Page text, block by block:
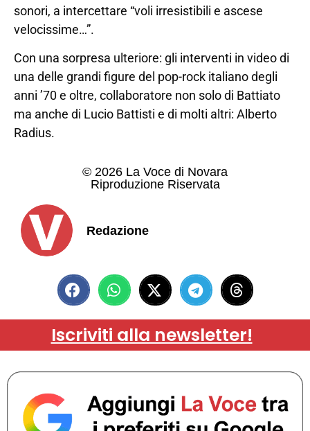
sonori, a intercettare “voli irresistibili e ascese
velocissime…”.
Con una sorpresa ulteriore: gli interventi in video di
una delle grandi figure del pop-rock italiano degli
anni ’70 e oltre, collaboratore non solo di Battiato
ma anche di Lucio Battisti e di molti altri: Alberto
Radius.
© 2026 La Voce di Novara
Riproduzione Riservata
Redazione
Iscriviti alla newsletter!